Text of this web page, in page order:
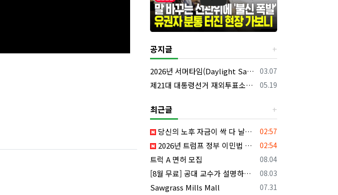
공지글
등록일
03.07
2026년 서머타임(Daylight Saving Time) 시작 안내
등록일
05.19
제21대 대통령선거 재외투표소의 명칭 및 소재지 등의 공고/올랜도 제외 투표소
최근글
등록일
02:57
당신의 노후 자금이 싹 다 날아갈 수도 있습니다, 롱텀케어 준비 하기
등록일
02:54
2026년 트럼프 정부 이민법 전면 시행 꼭 알아야 할 4가지!!
등록일
08.04
트럭 A 면허 모집
등록일
08.03
[8월 무료] 공대 교수가 설명하는 AP Physics1 물리 온라인 강의
등록일
07.31
Sawgrass Mills Mall